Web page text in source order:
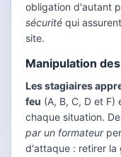
obligation d'autant
sécurité qui
site.
Manipulation
Les stagiaires
feu (A, B, C, D et
chaque situation.
par un formateur
d'attaque : retirer la